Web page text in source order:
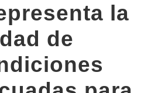
la
de